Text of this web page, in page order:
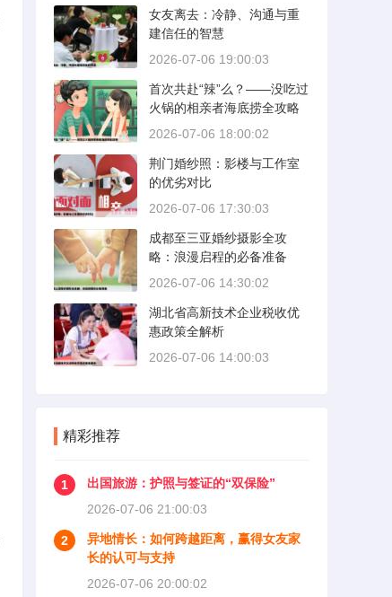
女友离去：冷静、沟通与重
建信任的智慧
2026-07-06 19:00:03
首次共赴“辣”么？——没吃过
火锅的相亲者海底捞全攻略
2026-07-06 18:00:02
荆门婚纱照：影楼与工作室
的优劣对比
2026-07-06 17:30:03
成都至三亚婚纱摄影全攻
略：浪漫启程的必备准备
2026-07-06 14:30:02
湖北省高新技术企业税收优
惠政策全解析
2026-07-06 14:00:03
精彩推荐
1
出国旅游：护照与签证的“双保险”
2026-07-06 21:00:03
2
异地情长：如何跨越距离，赢得女友家
长的认可与支持
2026-07-06 20:00:02